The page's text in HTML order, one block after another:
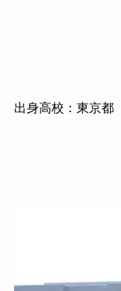
出身高校：東京都